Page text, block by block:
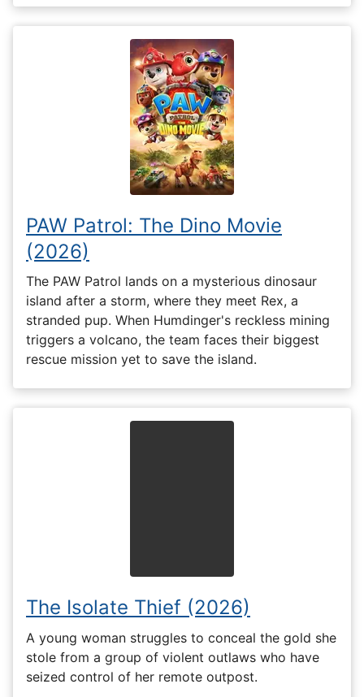
PAW Patrol: The Dino Movie
(2026)
The PAW Patrol lands on a mysterious dinosaur
island after a storm, where they meet Rex, a
stranded pup. When Humdinger's reckless mining
triggers a volcano, the team faces their biggest
rescue mission yet to save the island.
The Isolate Thief (2026)
A young woman struggles to conceal the gold she
stole from a group of violent outlaws who have
seized control of her remote outpost.